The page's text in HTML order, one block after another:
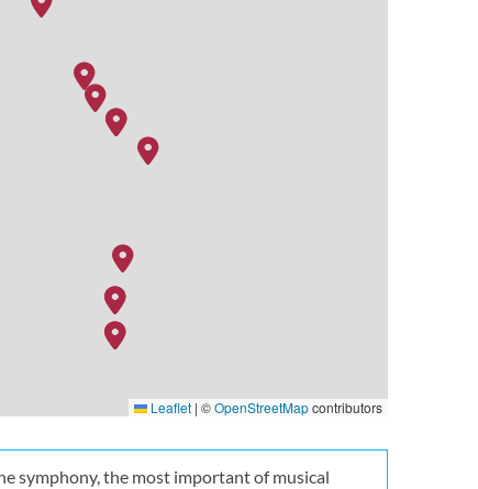
Leaflet | ©OpenStreetMapcontributors
symphony, the most important of musical